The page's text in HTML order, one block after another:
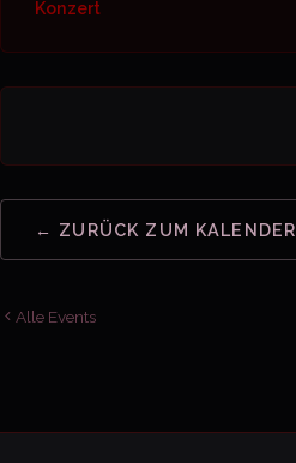
Konzert
← ZURÜCK ZUM KALENDER
Alle Events